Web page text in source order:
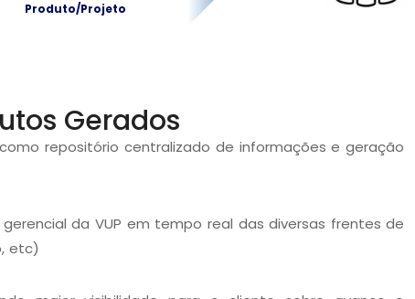
Produto/Projeto
Gerados
repositório centralizado de informações e geração
da VUP em tempo real das diversas frentes de
etc)